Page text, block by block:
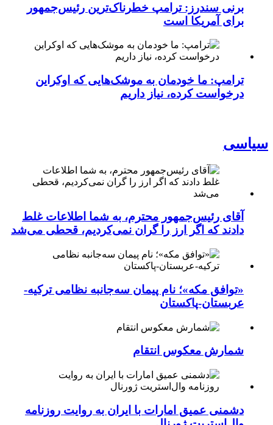
برنی سندرز: ترامپ خطرناک‌ترین رئیس‌جمهور
برای آمریکا است
ترامپ: ما خودمان به موشک‌هایی که اوکراین
درخواست کرده، نیاز داریم
سیاسی
آقای رئیس‌جمهور محترم، به شما اطلاعات غلط
دادند که اگر ارز را گران نمی‌کردیم، قحطی می‌شد
«توافق مکه»؛ نام پیمان سه‌جانبه نظامی ترکیه-
عربستان-پاکستان
شمارش معکوس انتقام
دشمنی عمیق امارات با ایران به روایت روزنامه